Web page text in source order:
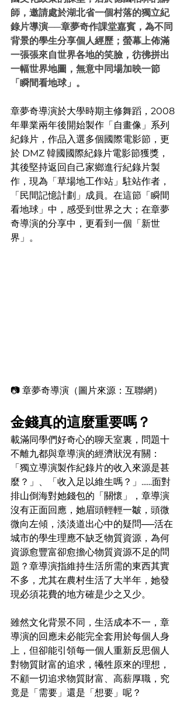
師，邀請處於湖北省一個村落的獨立紀
錄片導演──章夢奇作課堂嘉賓，為不同
背景的學生分享個人經歷；螢幕上佈滿
一張張來自世界各地的笑臉，彷彿拼出
一幅世界地圖，無意中同場加映一節
「瞬間看地球」。
章夢奇導演於大學時期主修舞蹈，2008
年畢業兩年後開始製作「自畫像」系列
紀錄片，作品入選多個國際電影節，更
於 DMZ 韓國國際紀錄片電影節獲獎，
其後堅持返回自己家鄉進行紀錄片製
作，現為「草場地工作站」駐站作者，
「民間記憶計劃」成員。在這節「瞬間
看地球」中，感受到世界之大；在章夢
奇導演的分享中，更看到一個「新世
界」。
📷 章夢奇導演（圖片來源：互聯網）
金錢真的這麼重要嗎？
載滿同學們好奇心的聊天室裏，問題十
不離九都與章導演的經濟狀況有關：
「獨立導演製作紀錄片的收入來源是甚
麼？」、「收入足以維生嗎？」......面對
排山倒海對她錢包的「關懷」，章導演
沒有正面回應，她眉頭輕輕一皺，頭微
微向左傾，淡淡道出心中的疑問──活在
城市的學生理應不缺乏物質資源，為何
資源愈豐富卻愈擔心物質資源不足的問
題？章導演指維持生活所需的東西其實
不多，尤其在農村生活了大半年，她發
現必須花費的地方確是少之又少。
雖然文化背景不同，生活成本不一，章
導演的回應未必能完全套用於每個人身
上，但卻能引領每一個人重新反思個人
對物質財富的追求，犧牲原來的理想，
不顧一切追求物質財富、高薪厚職，究
竟是「需要」還是「想要」呢？